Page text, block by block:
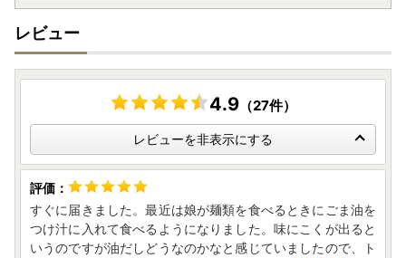
レビュー
4.9（27件）
レビューを非表示にする
すぐに届きました。最近は娘が麺類を食べるときにごま油を
つけ汁に入れて食べるようになりました。味にこくが出ると
いうのですが油だしどうなのかなと感じていましたので、ト